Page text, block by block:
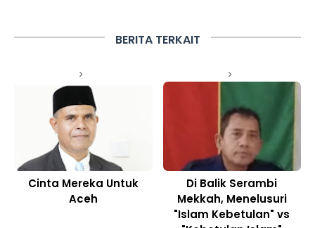
BERITA TERKAIT
Cinta Mereka Untuk
Aceh
Di Balik Serambi
Mekkah, Menelusuri
"Islam Kebetulan" vs